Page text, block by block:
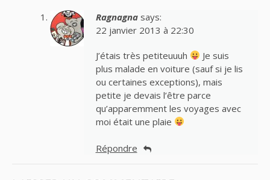
Ragnagna says:
22 janvier 2013 à 22:30
J’étais très petiteuuuh
Je suis
plus malade en voiture (sauf si je lis
ou certaines exceptions), mais
petite je devais l’être parce
qu’apparemment les voyages avec
moi était une plaie
Répondre